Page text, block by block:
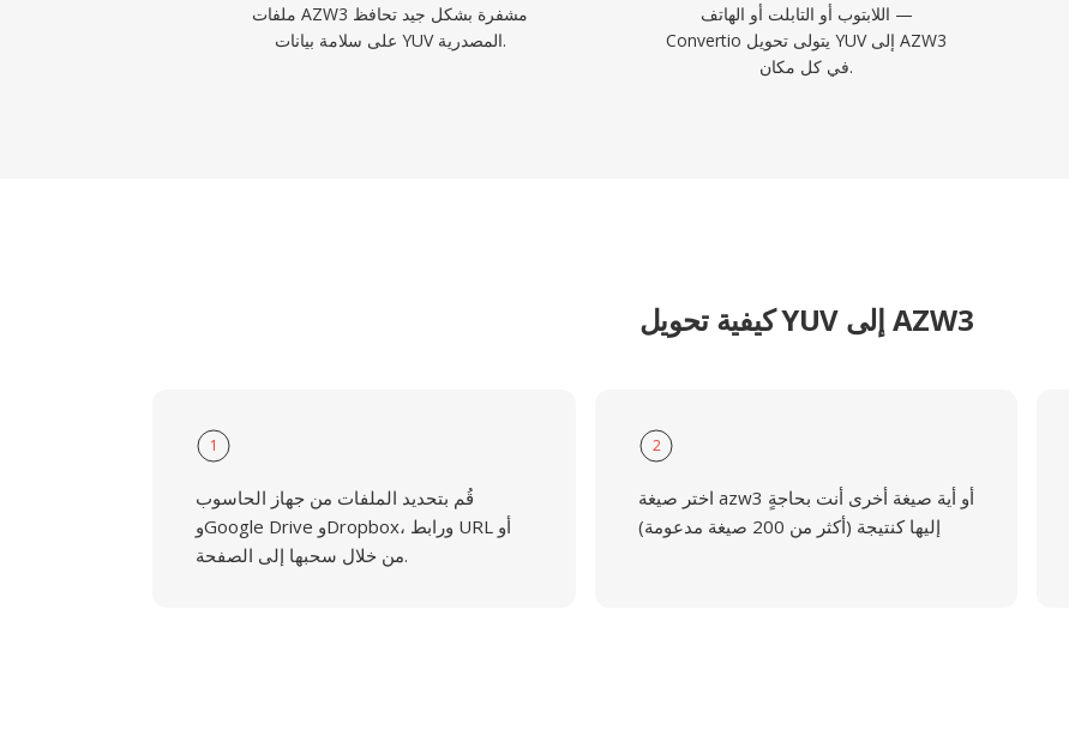
ملفات AZW3 مشفرة بشكل جيد تحافظ
على سلامة بيانات YUV المصدرية.
اللابتوب أو التابلت أو الهاتف —
Convertio يتولى تحويل YUV إلى AZW3
في كل مكان.
كيفية تحويل YUV إلى AZW3
1
قُم بتحديد الملفات من جهاز الحاسوب
وGoogle Drive وDropbox، ورابط URL أو
من خلال سحبها إلى الصفحة.
2
اختر صيغة azw3 أو أية صيغة أخرى أنت بحاجةٍ
إليها كنتيجة (أكثر من 200 صيغة مدعومة)